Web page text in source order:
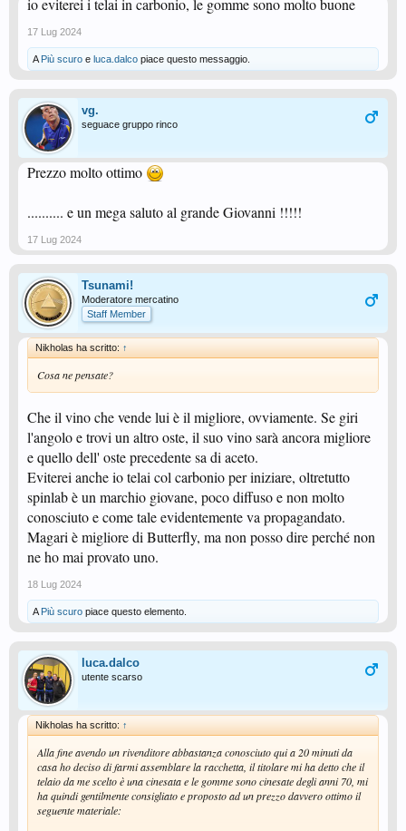
io eviterei i telai in carbonio, le gomme sono molto buone
17 Lug 2024
A Più scuro e luca.dalco piace questo messaggio.
vg.
seguace gruppo rinco
Prezzo molto ottimo
.......... e un mega saluto al grande Giovanni !!!!!
17 Lug 2024
Tsunami!
Moderatore mercatino
Staff Member
Nikholas ha scritto: ↑
Cosa ne pensate?
Che il vino che vende lui è il migliore, ovviamente. Se giri
l'angolo e trovi un altro oste, il suo vino sarà ancora migliore
e quello dell' oste precedente sa di aceto.
Eviterei anche io telai col carbonio per iniziare, oltretutto
spinlab è un marchio giovane, poco diffuso e non molto
conosciuto e come tale evidentemente va propagandato.
Magari è migliore di Butterfly, ma non posso dire perché non
ne ho mai provato uno.
18 Lug 2024
A Più scuro piace questo elemento.
luca.dalco
utente scarso
Nikholas ha scritto: ↑
Alla fine avendo un rivenditore abbastanza conosciuto qui a 20 minuti da
casa ho deciso di farmi assemblare la racchetta, il titolare mi ha detto che il
telaio da me scelto è una cinesata e le gomme sono cinesate degli anni 70, mi
ha quindi gentilmente consigliato e proposto ad un prezzo davvero ottimo il
seguente materiale: